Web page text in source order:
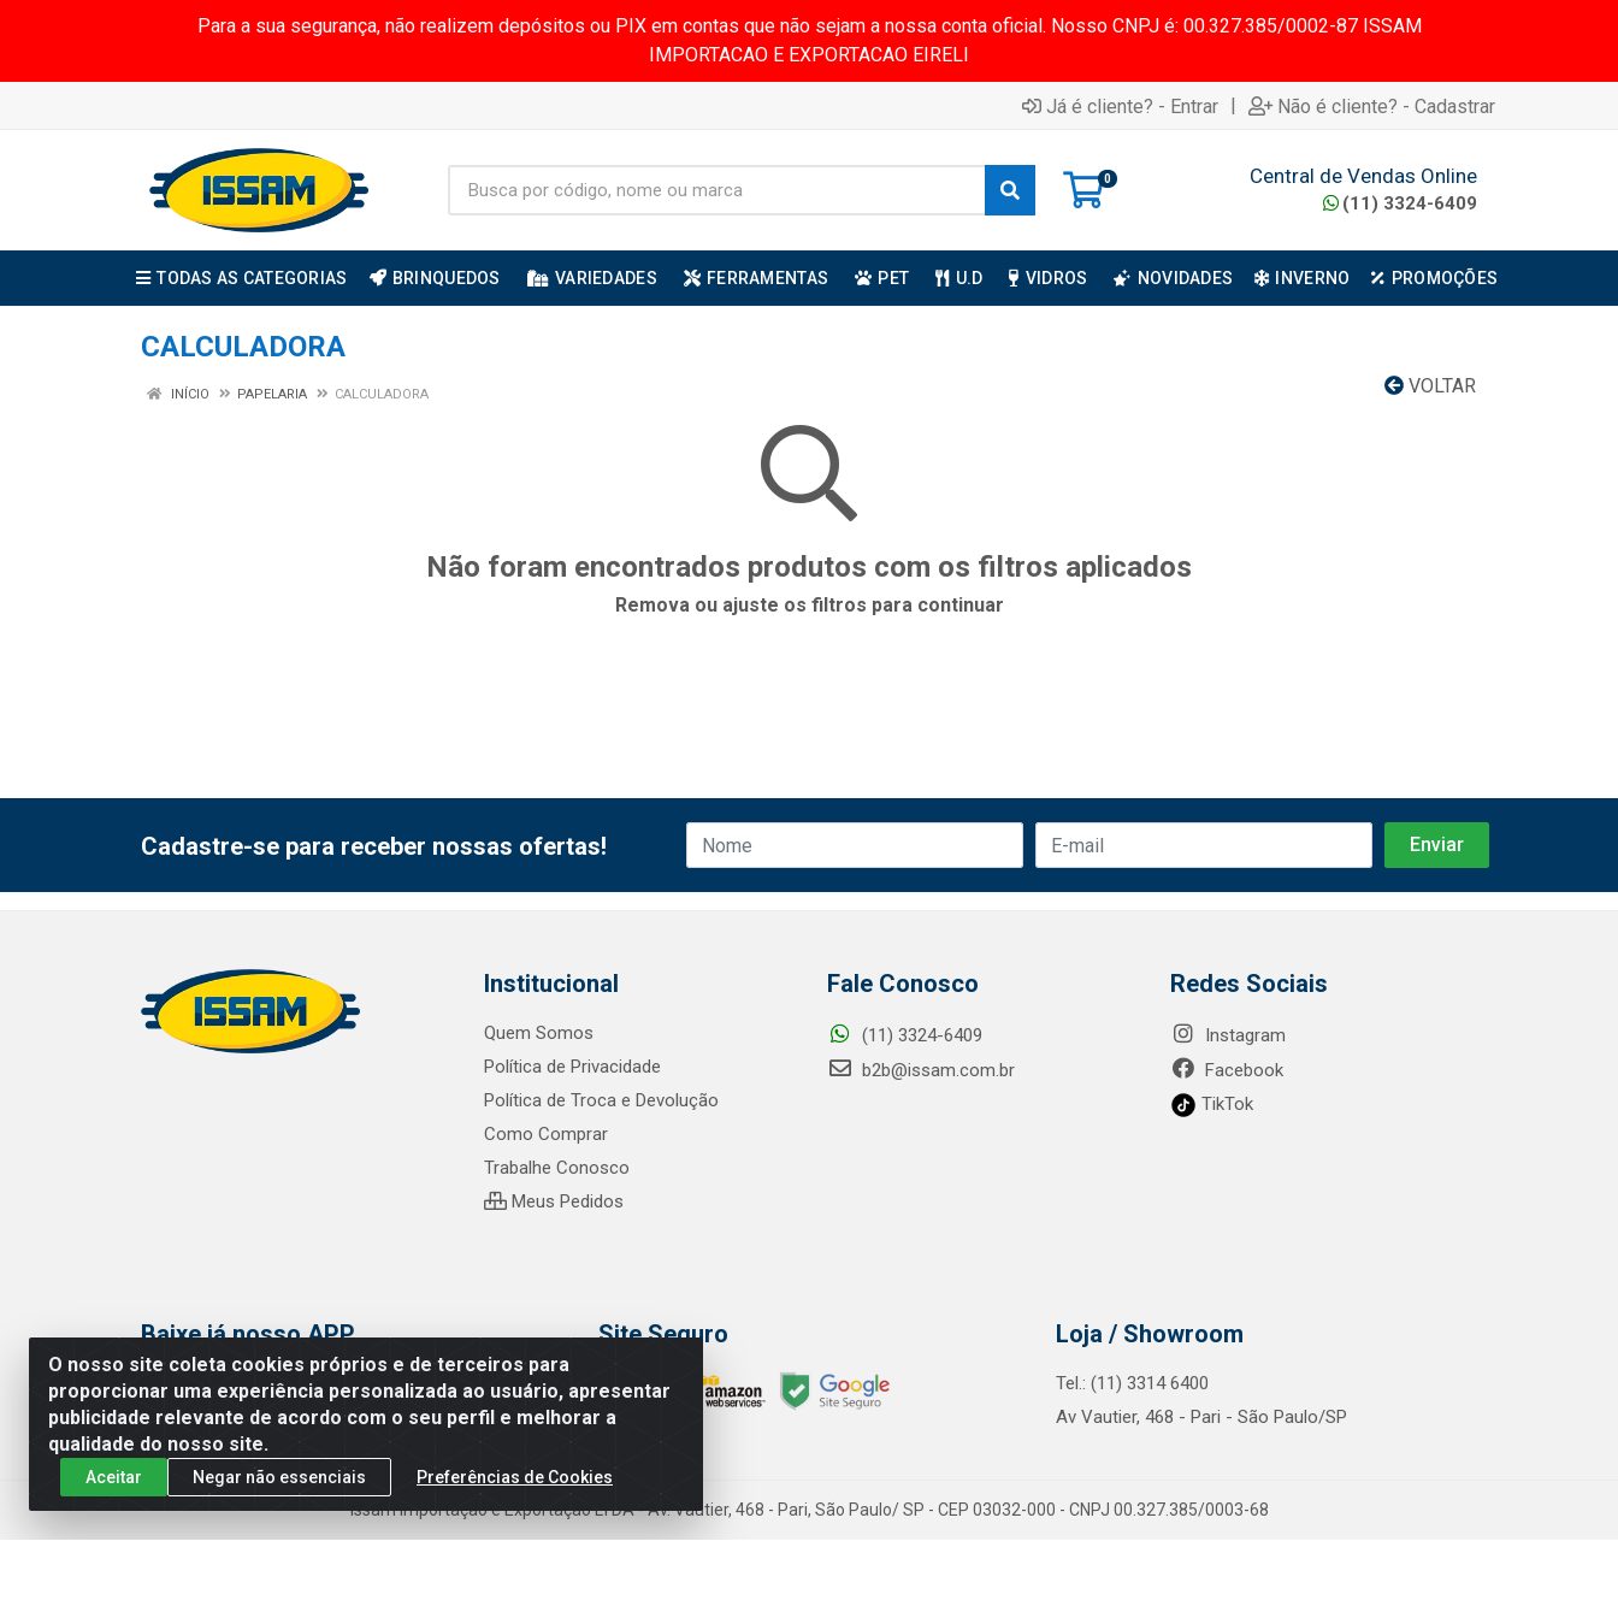
Para a sua segurança, não realizem depósitos ou PIX em contas que não sejam a nossa conta oficial. Nosso CNPJ é: 00.327.385/0002-87 ISSAM
IMPORTACAO E EXPORTACAO EIRELI
Já é cliente? - Entrar | Não é cliente? - Cadastrar
0 Central de Vendas Online
(11) 3324-6409
TODAS AS CATEGORIAS BRINQUEDOS VARIEDADES FERRAMENTAS PET U.D VIDROS NOVIDADES INVERNO PROMOÇÕES
CALCULADORA
VOLTAR
INÍCIO PAPELARIA CALCULADORA
Não foram encontrados produtos com os filtros aplicados
Remova ou ajuste os filtros para continuar
O nosso site coleta cookies próprios e de terceiros para
proporcionar uma experiência personalizada ao usuário, apresentar
publicidade relevante de acordo com o seu perfil e melhorar a
qualidade do nosso site.
Aceitar Negar não essenciais Preferências de Cookies
Cadastre-se para receber nossas ofertas!
Institucional
Quem Somos
Política de Privacidade
Política de Troca e Devolução
Como Comprar
Trabalhe Conosco
Meus Pedidos
Fale Conosco
(11) 3324-6409
b2b@issam.com.br
Redes Sociais
Instagram
Facebook
TikTok
Baixe já nosso APP Site Seguro Loja / Showroom
Tel.: (11) 3314 6400
Av Vautier, 468 - Pari - São Paulo/SP
Issam Importação e Exportação LTDA - Av. Vautier, 468 - Pari, São Paulo/ SP - CEP 03032-000 - CNPJ 00.327.385/0003-68